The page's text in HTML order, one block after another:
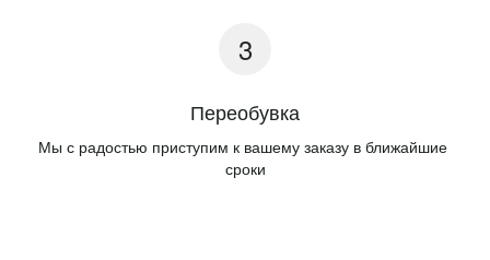
Переобувка
Мы с радостью приступим к вашему заказу в ближайшие
сроки